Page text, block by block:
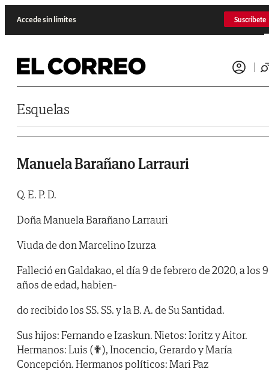
Accede sin límites Suscríbete
Esquelas
Manuela Barañano Larrauri
Q. E. P. D.
Doña Manuela Barañano Larrauri
Viuda de don Marcelino Izurza
Falleció en Galdakao, el día 9 de febrero de 2020, a los
años de edad, habien-
do recibido los SS. SS. y la B. A. de Su Santidad.
Sus hijos: Fernando e Izaskun. Nietos: Ioritz y Aitor.
Hermanos: Luis (✟), Inocencio, Gerardo y María
Concepción. Hermanos políticos: Mari Paz